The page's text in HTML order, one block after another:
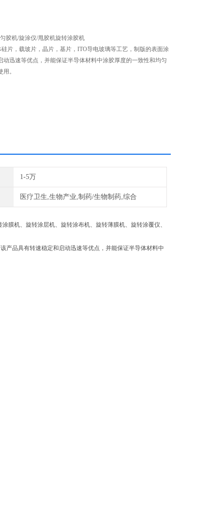
胶机/旋涂仪/甩胶机旋转涂胶机
片，载玻片，晶片，基片，ITO导电玻璃等工艺，制版的表面涂
动迅速等优点，并能保证半导体材料中涂胶厚度的一致性和均匀
。
1-5万
医疗卫生,生物产业,制药/生物制药,综合
膜机、旋转涂层机、旋转涂布机、旋转薄膜机、旋转涂覆仪、
产品具有转速稳定和启动迅速等优点，并能保证半导体材料中